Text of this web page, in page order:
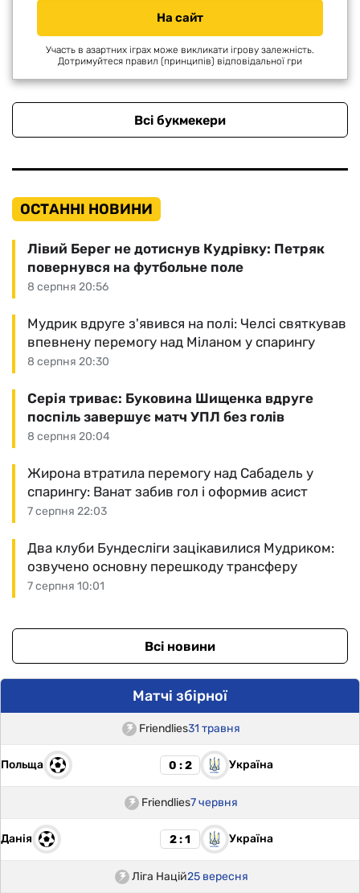
На сайт
Участь в азартних іграх може викликати ігрову залежність.
Дотримуйтеся правил (принципів) відповідальної гри
Всі букмекери
ОСТАННІ НОВИНИ
8 серпня 20:56
Лівий Берег не дотиснув Кудрівку: Петряк
повернувся на футбольне поле
8 серпня 20:30
Мудрик вдруге з'явився на полі: Челсі святкував
впевнену перемогу над Міланом у спарингу
8 серпня 20:04
Серія триває: Буковина Шищенка вдруге
поспіль завершує матч УПЛ без голів
7 серпня 22:03
Жирона втратила перемогу над Сабадель у
спарингу: Ванат забив гол і оформив асист
7 серпня 10:01
Два клуби Бундесліги зацікавилися Мудриком:
озвучено основну перешкоду трансферу
Всі новини
Матчі збірної
Friendlies31 травня
Польща 0 : 2 Україна
Friendlies7 червня
Данія 2 : 1 Україна
Ліга Націй25 вересня